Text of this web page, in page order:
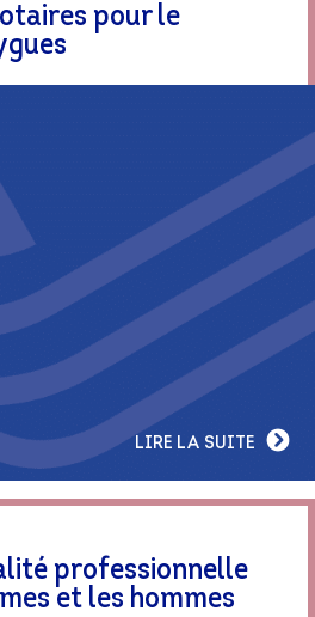
pour le
LIRE LA SUITE
professionnelle
et les hommes